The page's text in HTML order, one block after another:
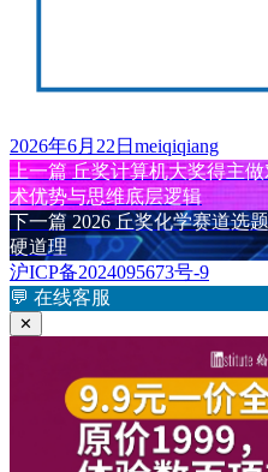
发
布
于
2026年6月22日 作
者
meiqiqiang
文
章
导
航
上一篇上
篇
文
章：
丘奖计算机大奖得主
术优势与思维底层逻辑
下一篇 下
篇
文
章：
2026 丘奖化学赛道选
硬道理
沪ICP备2024095673号-9
💬 在线客服
✕